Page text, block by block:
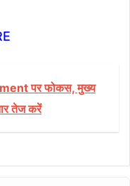
पर फोकस, मुख्य
तेज करें